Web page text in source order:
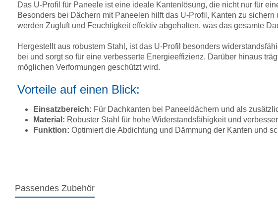
Das U-Profil für Paneele ist eine ideale Kantenlösung, die nicht nur für
Besonders bei Dächern mit Paneelen hilft das U-Profil, Kanten zu
werden Zugluft und Feuchtigkeit effektiv abgehalten, was das gesamte
Hergestellt aus robustem Stahl, ist das U-Profil besonders
bei und sorgt so für eine verbesserte Energieeffizienz. Darüber hinaus
möglichen Verformungen geschützt wird.
Vorteile auf einen Blick:
Einsatzbereich: Für Dachkanten bei Paneeldächern und als
Material: Robuster Stahl für hohe Widerstandsfähigkeit und
Funktion: Optimiert die Abdichtung und Dämmung der Kanten und
Passendes Zubehör